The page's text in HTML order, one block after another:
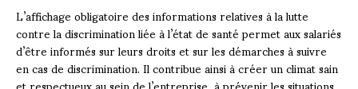
L’affichage obligatoire des informations relatives à la lutte
contre la discrimination liée à l’état de santé permet aux salariés
d’être informés sur leurs droits et sur les démarches à suivre
en cas de discrimination. Il contribue ainsi à créer un climat sain